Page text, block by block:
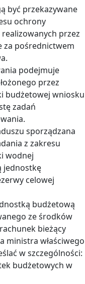
być przekazywane
ochrony
przez
za pośrednictwem
podejmuje
przez
budżetowej wniosku
zadań
sporządzana
z zakresu
wodnej
jednostkę
celowej
budżetową
ze środków
bieżący
ministra właściwego
w szczególności:
budżetowych w